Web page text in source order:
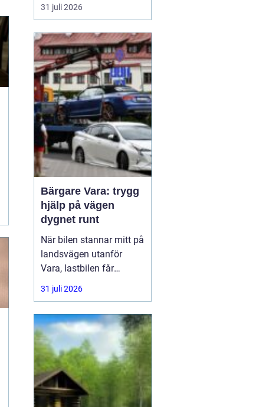
Värnamo påverkar
stressig processen
upplevs. I en marknad
som rör sig snabbt, med
allt från...
31 juli 2026
Bärgare Vara: trygg
hjälp på vägen
dygnet runt
När bilen stannar mitt på
landsvägen utanför
Vara, lastbilen får
punktering i
rusningstrafik eller
på väg genom
Skaraborg är trygg och
snabb hjälp avgörande.
En
31 juli 2026